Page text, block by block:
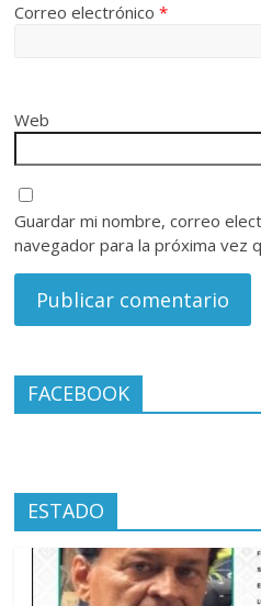
Correo electrónico*
Web
Guardar mi nombre, correo
navegador para la próxima vez
FACEBOOK
ESTADO